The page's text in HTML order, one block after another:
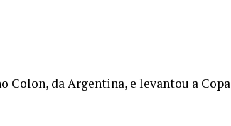
Colon, da Argentina, e levantou a Copa